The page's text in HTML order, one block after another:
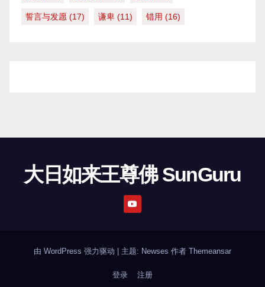
誓言与发愿 (17) 谦卑 (11) 错用 (16)
大日如来王尊佛 SunGuru
由 WordPress 强力驱动 | 主题: Newses 作者 Themeansar
登录 注册